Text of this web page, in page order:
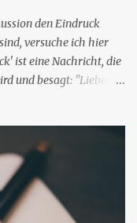
den Eindruck
versuche ich hier
ist eine Nachricht, die
und besagt: "Lieber
'mein' Blog an die
d.h. ein paar
Kurzzitat meines